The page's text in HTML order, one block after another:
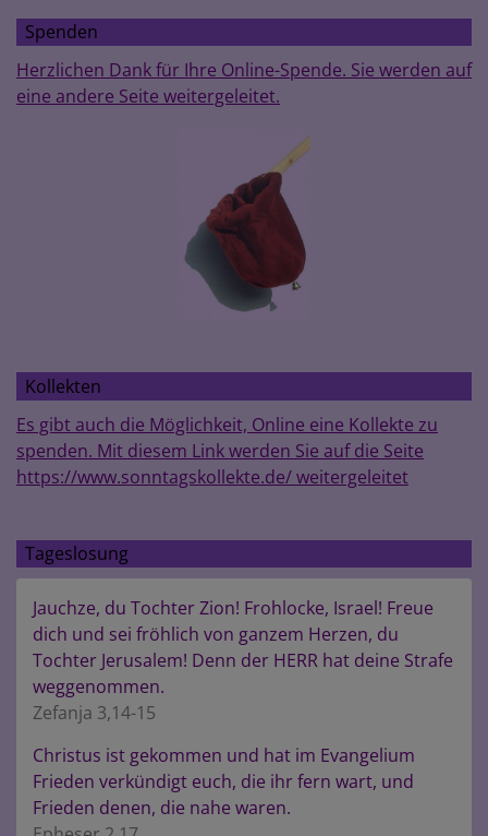
Spenden
Herzlichen Dank für Ihre Online-Spende. Sie werden auf
eine andere Seite weitergeleitet.
Kollekten
Es gibt auch die Möglichkeit, Online eine Kollekte zu
spenden. Mit diesem Link werden Sie auf die Seite
https://www.sonntagskollekte.de/ weitergeleitet
Tageslosung
Jauchze, du Tochter Zion! Frohlocke, Israel! Freue
dich und sei fröhlich von ganzem Herzen, du
Tochter Jerusalem! Denn der HERR hat deine Strafe
weggenommen.
Zefanja 3,14-15
Christus ist gekommen und hat im Evangelium
Frieden verkündigt euch, die ihr fern wart, und
Frieden denen, die nahe waren.